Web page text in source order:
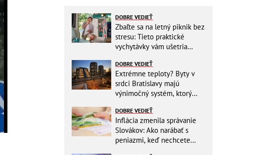
DOBRE VEDIEŤ
Zbaľte sa na letný piknik bez
stresu: Tieto praktické
vychytávky vám ušetria
DOBRE VEDIEŤ
Extrémne teploty? Byty v
srdci Bratislavy majú
výnimočný systém, ktorý
DOBRE VEDIEŤ
Inflácia zmenila správanie
Slovákov: Ako narábať s
peniazmi, keď nechcete